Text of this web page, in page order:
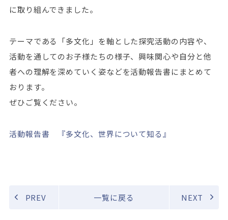
に取り組んできました。
テーマである「多文化」を軸とした探究活動の内容や、
活動を通してのお子様たちの様子、興味関心や自分と他
者への理解を深めていく姿などを活動報告書にまとめて
おります。
ぜひご覧ください。
活動報告書 『多文化、世界について知る』
PREV 一覧に戻る NEXT